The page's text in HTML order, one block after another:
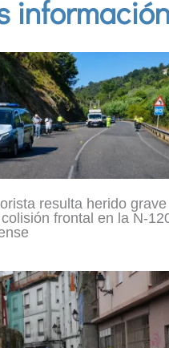
resulta herido grave
frontal en la N-